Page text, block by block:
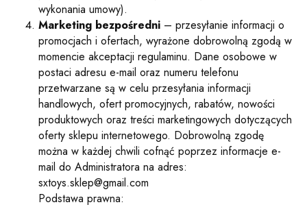
wykonania umowy).
Marketing bezpośredni – przesyłanie informacji o
promocjach i ofertach, wyrażone dobrowolną zgodą w
momencie akceptacji regulaminu. Dane osobowe w
postaci adresu e-mail oraz numeru telefonu
przetwarzane są w celu przesyłania informacji
handlowych, ofert promocyjnych, rabatów, nowości
produktowych oraz treści marketingowych dotyczących
oferty sklepu internetowego. Dobrowolną zgodę
można w każdej chwili cofnąć poprzez informacje e-
mail do Administratora na adres:
sxtoys.sklep@gmail.com
Podstawa prawna: